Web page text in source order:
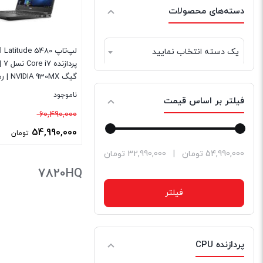
دسته‌های محصولات
یک دسته انتخاب نمایید
فیلتر بر اساس قیمت
حداقل
حداکثر
32,990,000 تومان | 54,990,000 تومان
فیلتر
پردازنده CPU
حافظه 256GB SSD
ناموجود
60,490,000قیمت
اصلی54,990,000 تومان
فعلی
7820HQ